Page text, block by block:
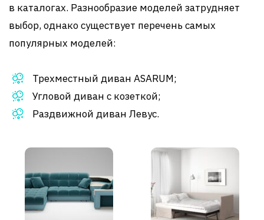
в каталогах. Разнообразие моделей затрудняет
выбор, однако существует перечень самых
популярных моделей:
Трехместный диван ASARUM;
Угловой диван с козеткой;
Раздвижной диван Левус.